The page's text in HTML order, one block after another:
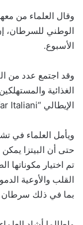
وقال العلماء من
الوطني للسرطان، إن
الأسبوع.
وقد اجتمع عدد من
الغذائية
الإيطالي “Affar Italiani”.
ويأمل العلماء في
حتى أن البيتزا
تم اختيار مكوناتها
القلب والأوعية
بما في ذلك سرطان